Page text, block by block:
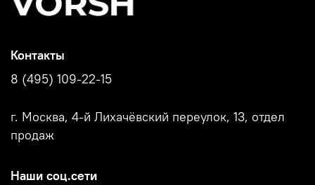
Контакты
8 (495) 109-22-15
г. Москва, 4-й Лихачёвский переулок, 13, отдел
продаж
Наши соц.сети